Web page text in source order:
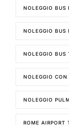
NOLEGGIO BUS
NOLEGGIO BUS
NOLEGGIO BUS
NOLEGGIO
NOLEGGIO
ROME AIRPORT